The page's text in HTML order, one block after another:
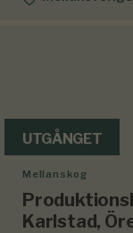
UTGÅNGET
Mellanskog
Karlstad,